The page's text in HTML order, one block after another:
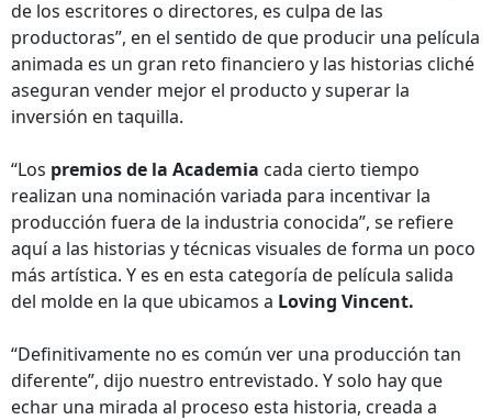
de los escritores o directores, es culpa de las
productoras”, en el sentido de que producir una película
animada es un gran reto financiero y las historias cliché
aseguran vender mejor el producto y superar la
inversión en taquilla.
“Los premios de la Academia cada cierto tiempo
realizan una nominación variada para incentivar la
producción fuera de la industria conocida”, se refiere
aquí a las historias y técnicas visuales de forma un poco
más artística. Y es en esta categoría de película salida
del molde en la que ubicamos a Loving Vincent.
“Definitivamente no es común ver una producción tan
diferente”, dijo nuestro entrevistado. Y solo hay que
echar una mirada al proceso esta historia, creada a